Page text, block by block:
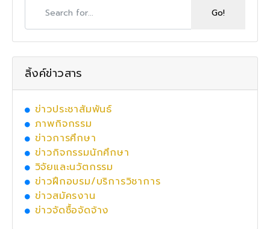
ลิ้งค์ข่าวสาร
ข่าวประชาสัมพันธ์
ภาพกิจกรรม
ข่าวการศึกษา
ข่าวกิจกรรมนักศึกษา
วิจัยและนวัตกรรม
ข่าวฝึกอบรม/บริการวิชาการ
ข่าวสมัครงาน
ข่าวจัดซื้อจัดจ้าง